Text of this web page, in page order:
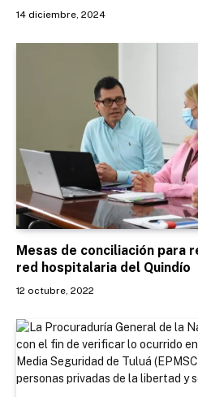
14 diciembre, 2024
Mesas de conciliación para
red hospitalaria del Quindío
12 octubre, 2022